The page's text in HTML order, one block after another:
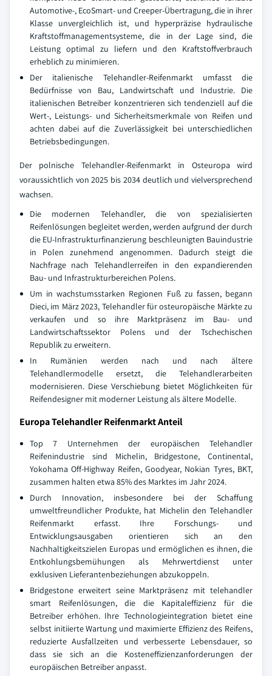
Automotive-, EcoSmart- und Creeper-Übertragung, die in ihrer
Klasse unvergleichlich ist, und hyperpräzise hydraulische
Kraftstoffmanagementsysteme, die in der Lage sind, die
Leistung optimal zu liefern und den Kraftstoffverbrauch
erheblich zu minimieren.
Der italienische Telehandler-Reifenmarkt umfasst die
Bedürfnisse von Bau, Landwirtschaft und Industrie. Die
italienischen Betreiber konzentrieren sich tendenziell auf die
Wert-, Leistungs- und Sicherheitsmerkmale von Reifen und
achten dabei auf die Zuverlässigkeit bei unterschiedlichen
Betriebsbedingungen.
Der polnische Telehandler-Reifenmarkt in Osteuropa wird
voraussichtlich von 2025 bis 2034 deutlich und vielversprechend
wachsen.
Die modernen Telehandler, die von spezialisierten
Reifenlösungen begleitet werden, werden aufgrund der durch
die EU-Infrastrukturfinanzierung beschleunigten Bauindustrie
in Polen zunehmend angenommen. Dadurch steigt die
Nachfrage nach Telehandlerreifen in den expandierenden
Bau- und Infrastrukturbereichen Polens.
Um in wachstumsstarken Regionen Fuß zu fassen, begann
Dieci, im März 2023, Telehandler für osteuropäische Märkte zu
verkaufen und so ihre Marktpräsenz im Bau- und
Landwirtschaftssektor Polens und der Tschechischen
Republik zu erweitern.
In Rumänien werden nach und nach ältere
Telehandlermodelle ersetzt, die Telehandlerarbeiten
modernisieren. Diese Verschiebung bietet Möglichkeiten für
Reifendesigner mit moderner Leistung als ältere Modelle.
Europa Telehandler Reifenmarkt Anteil
Top 7 Unternehmen der europäischen Telehandler
Reifenindustrie sind Michelin, Bridgestone, Continental,
Yokohama Off-Highway Reifen, Goodyear, Nokian Tyres, BKT,
zusammen halten etwa 85% des Marktes im Jahr 2024.
Durch Innovation, insbesondere bei der Schaffung
umweltfreundlicher Produkte, hat Michelin den Telehandler
Reifenmarkt erfasst. Ihre Forschungs- und
Entwicklungsausgaben orientieren sich an den
Nachhaltigkeitszielen Europas und ermöglichen es ihnen, die
Entkohlungsbemühungen als Mehrwertdienst unter
exklusiven Lieferantenbeziehungen abzukoppeln.
Bridgestone erweitert seine Marktpräsenz mit telehandler
smart Reifenlösungen, die die Kapitaleffizienz für die
Betreiber erhöhen. Ihre Technologieintegration bietet eine
selbst initiierte Wartung und maximierte Effizienz des Reifens,
reduzierte Ausfallzeiten und verbesserte Lebensdauer, so
dass sie sich an die Kosteneffizienzanforderungen der
europäischen Betreiber anpasst.